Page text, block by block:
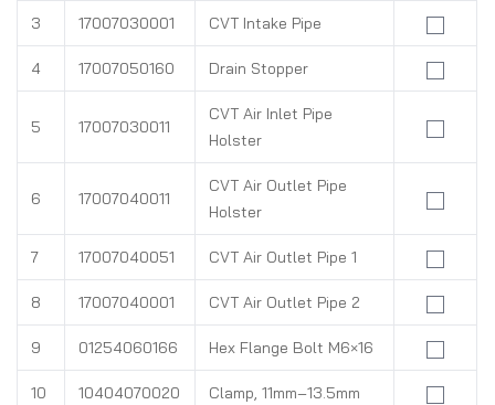
3 17007030001 CVT Intake Pipe
4 17007050160 Drain Stopper
5 17007030011
CVT Air Inlet Pipe
Holster
6 17007040011
CVT Air Outlet Pipe
Holster
7 17007040051 CVT Air Outlet Pipe 1
8 17007040001 CVT Air Outlet Pipe 2
9 01254060166 Hex Flange Bolt M6×16
10 10404070020 Clamp, 11mm–13.5mm